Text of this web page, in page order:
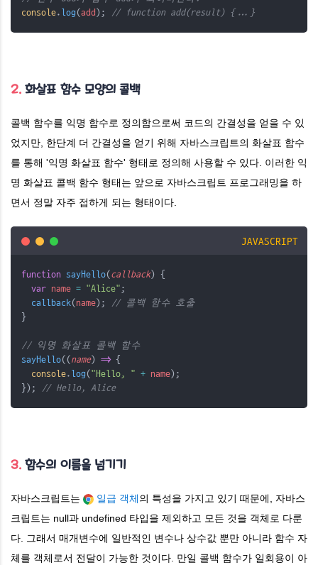
console. log(add ); // function add(result) {...}
2. 화살표 함수 모양의 콜백
콜백 함수를 익명 함수로 정의함으로써 코드의 간결성을 얻을 수 있
었지만, 한단계 더 간결성을 얻기 위해 자바스크립트의 화살표 함수
를 통해 '익명 화살표 함수' 형태로 정의해 사용할 수 있다. 이러한 익
명 화살표 콜백 함수 형태는 앞으로 자바스크립트 프로그래밍을 하
면서 정말 자주 접하게 되는 형태이다.
JAVASCRIPT
function sayHello( callback) {
var name = "Alice" ;
callback( name);
// 콜백 함수 호출
}
// 익명 화살표 콜백 함수
sayHello(( name) => {
console. log( "Hello, " + name);
});
// Hello, Alice
3. 함수의 이름을 넘기기
자바스크립트는 일급 객체의 특성을 가지고 있기 때문에, 자바스
크립트는 null과 undefined 타입을 제외하고 모든 것을 객체로 다룬
다. 그래서 매개변수에 일반적인 변수나 상수값 뿐만 아니라 함수 자
체를 객체로서 전달이 가능한 것이다. 만일 콜백 함수가 일회용이 아